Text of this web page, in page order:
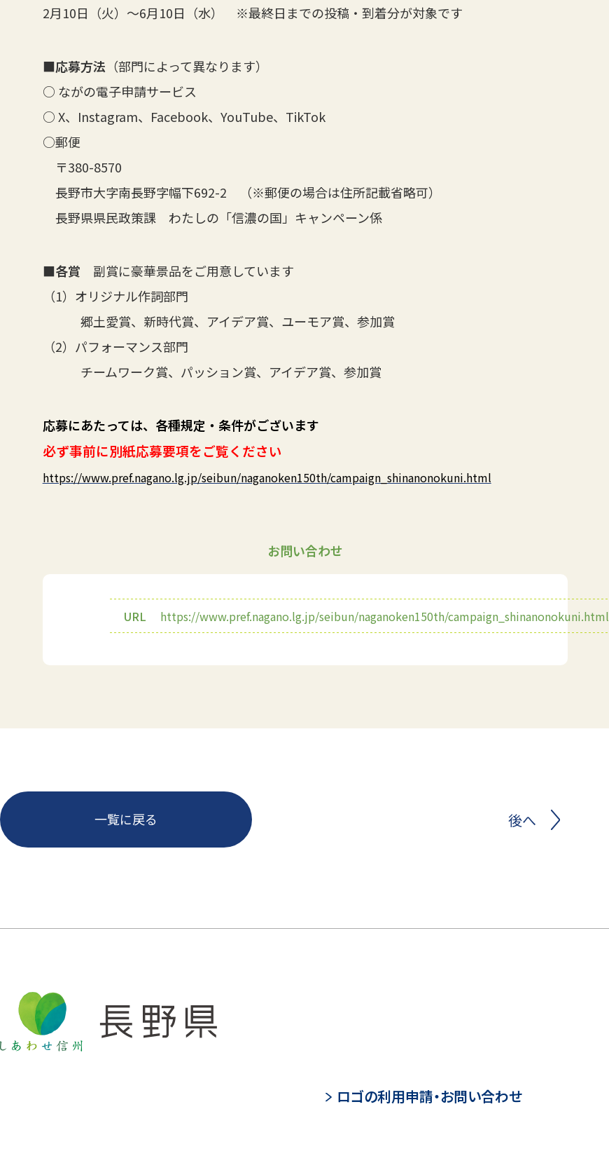
2月10日（火）～6月10日（水） ※最終日までの投稿・到着分が対象です
■応募方法 （部門によって異なります）
○ ながの電子申請サービス
○ X、Instagram、Facebook、YouTube、TikTok
○郵便
〒380-8570
長野市大字南長野字幅下692-2 （※郵便の場合は住所記載省略可）
長野県県民政策課 わたしの「信濃の国」キャンペーン係
■各賞 副賞に豪華景品をご用意しています
（1）オリジナル作詞部門
郷土愛賞、新時代賞、アイデア賞、ユーモア賞、参加賞
（2）パフォーマンス部門
チームワーク賞、パッション賞、アイデア賞、参加賞
応募にあたっては、各種規定・条件がございます
必ず事前に別紙応募要項をご覧ください
https://www.pref.nagano.lg.jp/seibun/naganoken150th/campaign_shinanonokuni.html
お問い合わせ
URL https://www.pref.nagano.lg.jp/seibun/naganoken150th/campaign_shinanonokuni.html
一覧に戻る 後へ
ロゴの利用申請・お問い合わせ